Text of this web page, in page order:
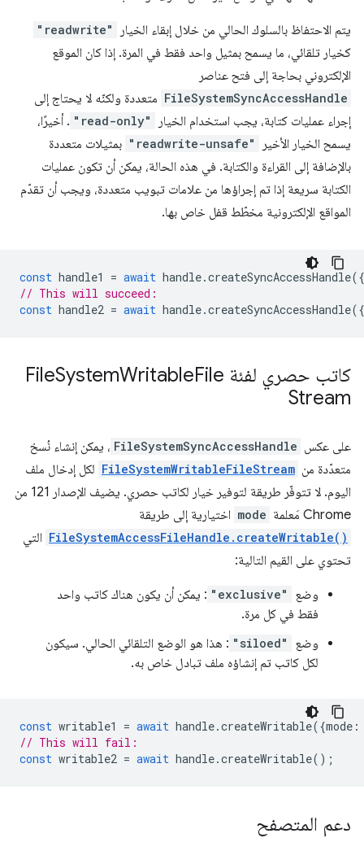
يتم الاحتفاظ بالسلوك الحالي من خلال إبقاء الخيار "readwrite"
كخيار تلقائي، ما يسمح بمثيل واحد فقط في المرة. إذا كان الموقع
الإلكتروني بحاجة إلى فتح عناصر
FileSystemSyncAccessHandle متعددة ولكنّه لا يحتاج إلى
إجراء عمليات كتابة، يجب استخدام الخيار
"read-only" . أخيرًا،
يسمح الخيار الأخير
"readwrite-unsafe" بمثيلات متعددة
بالإضافة إلى القراءة والكتابة. في هذه الحالة، يمكن أن تكون عمليات
الكتابة سريعة إذا تم إجراؤها من علامات تبويب متعددة، ويجب أن تقدّم
المواقع الإلكترونية مخطّط قفل خاص بها.
const handle1 = await handle.createSyncAccessHandle({
// This will succeed:
const handle2 = await handle.createSyncAccessHandle({
كاتب حصري لفئة File SystemWritableFile
Stream
على عكس FileSystemSyncAccessHandle ، يمكن إنشاء نُسخ
متعدّدة من FileSystemWritableFileStream لكل إدخال ملف
اليوم. لا تتوفّر طريقة لتوفير خيار لكاتب حصري. يضيف الإصدار 121 من
Chrome مَعلمة
mode اختيارية إلى طريقة
FileSystemAccessFileHandle.createWritable() التي
تحتوي على القيم التالية:
وضع "exclusive" : يمكن أن يكون هناك كاتب واحد
فقط في كل مرة.
وضع
"siloed" : هذا هو الوضع التلقائي الحالي. سيكون
لكل كاتب تم إنشاؤه ملف تبادل خاص به.
const writable1 = await handle.createWritable({mode :
// This will fail:
const writable2 = await handle.createWritable();
دعم المتصفح